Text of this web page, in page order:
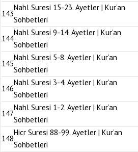
143
Nahl Suresi 15-23. Ayetler | Kur’an
Sohbetleri
144
Nahl Suresi 9-14. Ayetler | Kur’an
Sohbetleri
145
Nahl Suresi 5-8. Ayetler | Kur’an
Sohbetleri
146
Nahl Suresi 3-4. Ayetler | Kur’an
Sohbetleri
147
Nahl Suresi 1-2. Ayetler | Kur’an
Sohbetleri
148
Hicr Suresi 88-99. Ayetler | Kur’an
Sohbetleri